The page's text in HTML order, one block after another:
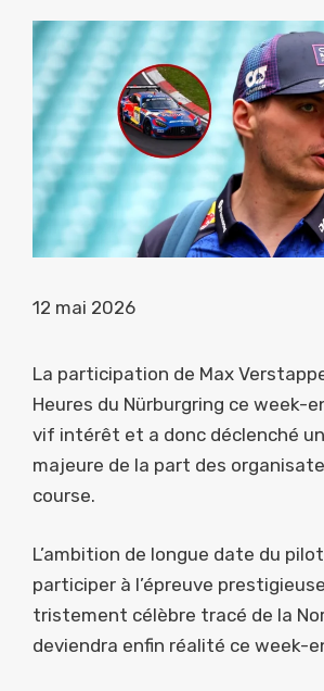
12 mai 2026
La participation de Max
Heures du Nürburgring ce week-
vif intérêt et a donc déclenché
majeure de la part des
course.
L’ambition de longue date du
participer à l’épreuve
tristement célèbre tracé de la
deviendra enfin réalité ce week-